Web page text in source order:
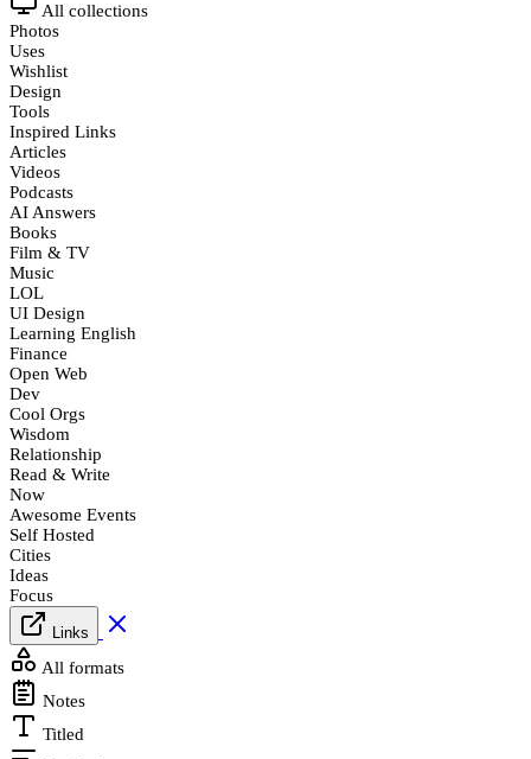
All collections
Photos
Uses
Wishlist
Design
Tools
Inspired Links
Articles
Videos
Podcasts
AI Answers
Books
Film & TV
Music
LOL
UI Design
Learning English
Finance
Open Web
Dev
Cool Orgs
Wisdom
Relationship
Read & Write
Now
Awesome Events
Self Hosted
Cities
Ideas
Focus
Links
All formats
Notes
Titled